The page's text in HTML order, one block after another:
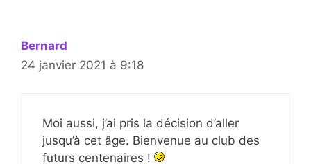
Bernard
24 janvier 2021 à 9:18
Moi aussi, j’ai pris la décision d’aller
jusqu’à cet âge. Bienvenue au club des
futurs centenaires !